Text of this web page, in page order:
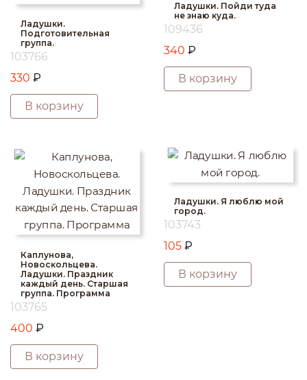
Ладушки.
Подготовительная
группа.
103766
330 ₽
В корзину
Ладушки. Пойди туда
не знаю куда.
109436
340 ₽
В корзину
Каплунова,
Новоскольцева.
Ладушки. Праздник
каждый день. Старшая
группа. Программа
103765
400 ₽
В корзину
Ладушки. Я люблю мой
город.
103743
105 ₽
В корзину